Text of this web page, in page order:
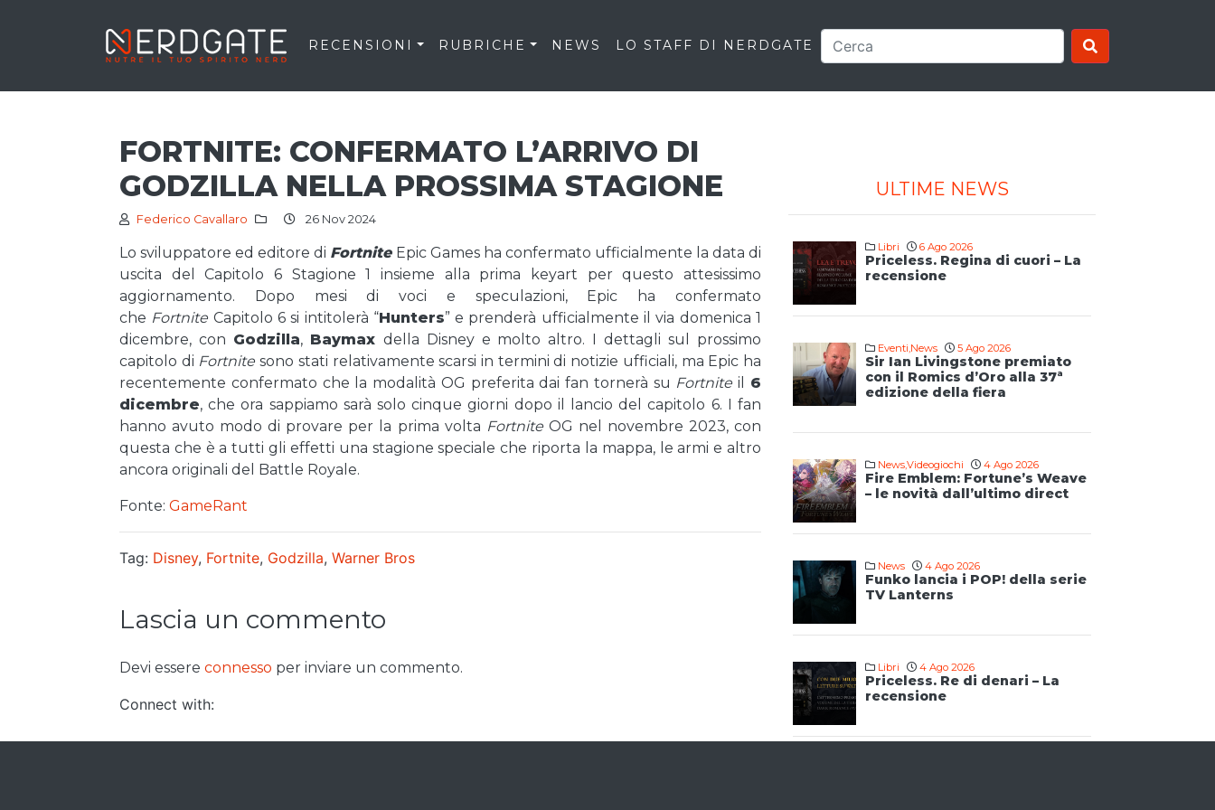
RECENSIONI RUBRICHE NEWS LO STAFF DI NERDGATE
FORTNITE: CONFERMATO L’ARRIVO DI
GODZILLA NELLA PROSSIMA STAGIONE
Federico Cavallaro 26 Nov 2024
Lo sviluppatore ed editore di Fortnite Epic Games ha confermato ufficialmente la data di
uscita del Capitolo 6 Stagione 1 insieme alla prima keyart per questo attesissimo
aggiornamento. Dopo mesi di voci e speculazioni, Epic ha confermato
che Fortnite Capitolo 6 si intitolerà “Hunters” e prenderà ufficialmente il via domenica 1
dicembre, con Godzilla, Baymax della Disney e molto altro. I dettagli sul prossimo
capitolo di Fortnitesono stati relativamente scarsi in termini di notizie ufficiali, ma Epic ha
recentemente confermato che la modalità OG preferita dai fan tornerà su Fortniteil 6
dicembre, che ora sappiamo sarà solo cinque giorni dopo il lancio del capitolo 6. I fan
hanno avuto modo di provare per la prima volta Fortnite OG nel novembre 2023, con
questa che è a tutti gli effetti una stagione speciale che riporta la mappa, le armi e altro
ancora originali del Battle Royale.
Fonte: GameRant
Tag: Disney, Fortnite, Godzilla, Warner Bros
Lascia un commento
Devi essere connesso per inviare un commento.
Connect with:
ULTIME NEWS
Libri 6 Ago 2026
Priceless. Regina di cuori – La
recensione
Eventi,News 5 Ago 2026
Sir Ian Livingstone premiato
con il Romics d’Oro alla 37ª
edizione della fiera
News,Videogiochi 4 Ago 2026
Fire Emblem: Fortune’s Weave
– le novità dall’ultimo direct
News 4 Ago 2026
Funko lancia i POP! della serie
TV Lanterns
Libri 4 Ago 2026
Priceless. Re di denari – La
recensione